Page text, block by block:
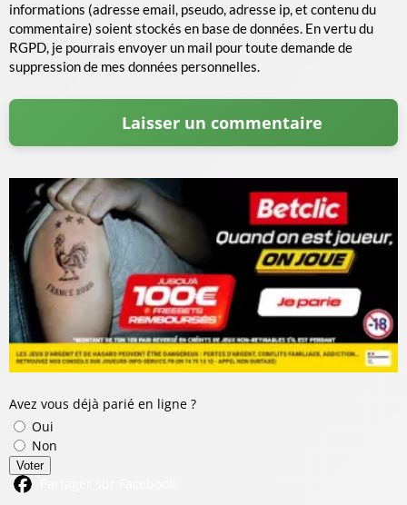
informations (adresse email, pseudo, adresse ip, et contenu du
commentaire) soient stockés en base de données. En vertu du
RGPD, je pourrais envoyer un mail pour toute demande de
suppression de mes données personnelles.
Avez vous déjà parié en ligne ?
Oui
Non
Voter